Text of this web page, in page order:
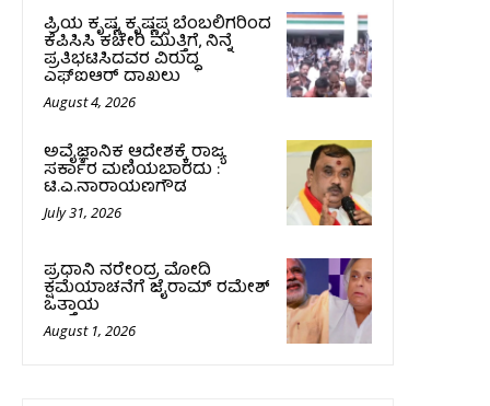
ಪ್ರಿಯ ಕೃಷ್ಣ, ಕೃಷ್ಣಪ್ಪ ಬೆಂಬಲಿಗರಿಂದ
ಕೆಪಿಸಿಸಿ ಕಚೇರಿ ಮುತ್ತಿಗೆ, ನಿನ್ನೆ
ಪ್ರತಿಭಟಿಸಿದವರ ವಿರುದ್ಧ
ಎಫ್‌ಐಆರ್‌ ದಾಖಲು
August 4, 2026
ಅವೈಜ್ಞಾನಿಕ ಆದೇಶಕ್ಕೆ ರಾಜ್ಯ
ಸರ್ಕಾರ ಮಣಿಯಬಾರದು :
ಟಿ.ಎ.ನಾರಾಯಣಗೌಡ
July 31, 2026
ಪ್ರಧಾನಿ ನರೇಂದ್ರ ಮೋದಿ
ಕ್ಷಮೆಯಾಚನೆಗೆ ಜೈರಾಮ್ ರಮೇಶ್
ಒತ್ತಾಯ
August 1, 2026